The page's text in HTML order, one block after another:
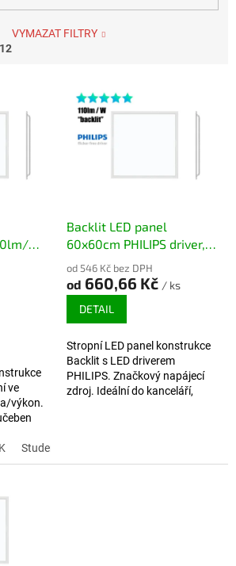
VYMAZAT FILTRY
12
W,
ve
výkon.
Studená bílá 6000-6500K
Backlit LED panel
60x60cm PHILIPS driver,
36W, 110lm/W, 3960lm
od 546 Kč bez DPH
od 660,66 Kč / ks
DETAIL
Stropní LED panel konstrukce
Backlit s LED driverem
PHILIPS. Značkový napájecí
zdroj. Ideální do kanceláří,